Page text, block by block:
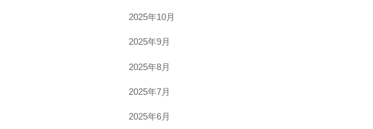
2025年10月
2025年9月
2025年8月
2025年7月
2025年6月